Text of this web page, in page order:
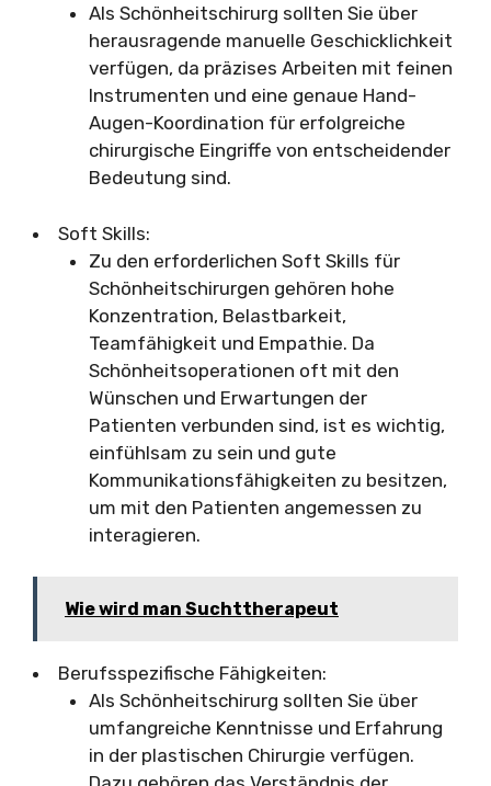
Als Schönheitschirurg sollten Sie über
herausragende manuelle Geschicklichkeit
verfügen, da präzises Arbeiten mit feinen
Instrumenten und eine genaue Hand-
Augen-Koordination für erfolgreiche
chirurgische Eingriffe von entscheidender
Bedeutung sind.
Soft Skills:
Zu den erforderlichen Soft Skills für
Schönheitschirurgen gehören hohe
Konzentration, Belastbarkeit,
Teamfähigkeit und Empathie. Da
Schönheitsoperationen oft mit den
Wünschen und Erwartungen der
Patienten verbunden sind, ist es wichtig,
einfühlsam zu sein und gute
Kommunikationsfähigkeiten zu besitzen,
um mit den Patienten angemessen zu
interagieren.
Wie wird man Suchttherapeut
Berufsspezifische Fähigkeiten:
Als Schönheitschirurg sollten Sie über
umfangreiche Kenntnisse und Erfahrung
in der plastischen Chirurgie verfügen.